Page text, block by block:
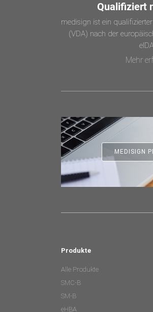
Qualifiziert
medisign ist ein
(VDA) nach der
Mehr
MEDISIGN
Produkte
Alle Produkte
SMC-B
SM-B
eHBA